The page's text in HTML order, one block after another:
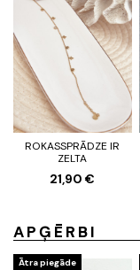
ROKASSPRĀDZE IR
ZELTA
21,90 €
APĢĒRBI
Ātra piegāde